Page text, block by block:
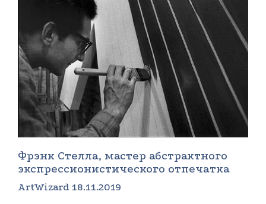
Фрэнк Стелла, мастер абстрактного
экспрессионистического отпечатка
ArtWizard 18.11.2019